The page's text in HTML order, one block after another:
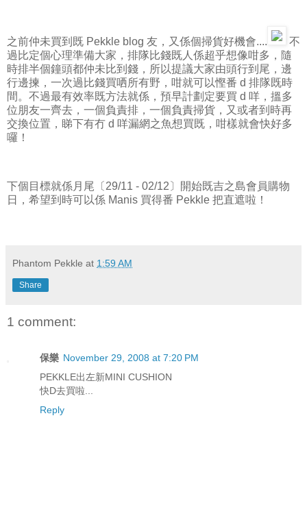
之前仲未買到既 Pekkle blog 友，又係個掃貨好機會....
不
過比定個心理準備大家，排隊比錢既人係超乎想像咁多，隨
時排半個鐘頭都仲未比到錢，所以提議大家由頭行到尾，邊
行邊揀，一次過比錢買哂所有野，咁就可以慳番 d 排隊既時
間。不過最有效率既方法就係，預早計劃定要買 d 咩，搵多
位朋友一齊去，一個負責排，一個負責掃貨，又或者到時再
交換位置，睇下有冇 d 咩漏網之魚想買既，咁樣就會快好多
囉！
下個目標就係月尾〔29/11 - 02/12〕開始既吉之島會員購物
日，希望到時可以係 Manis 買得番 Pekkle 把直遮啦！
Phantom Pekkle at 1:59 AM
Share
1 comment:
保樂 November 29, 2008 at 7:20 PM
PEKKLE出左新MINI CUSHION
快D去買啦...
Reply